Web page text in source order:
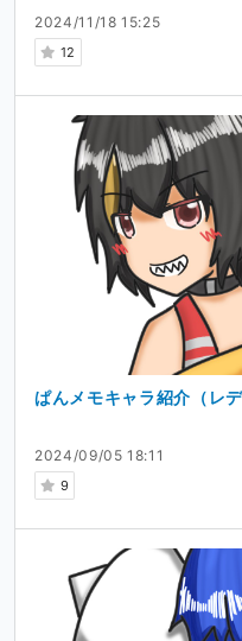
2024/11/18 15:25
12
2024/09/05 18:11
9
ぱんメモキャラ紹介（レ